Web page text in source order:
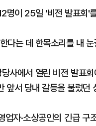
명이 25일 '비전 발표회'
다는 데 한목소리를 내
사에서 열린 비전 발표
앞서 당내 갈등을 불렀던
자·소상공인의 긴급 구